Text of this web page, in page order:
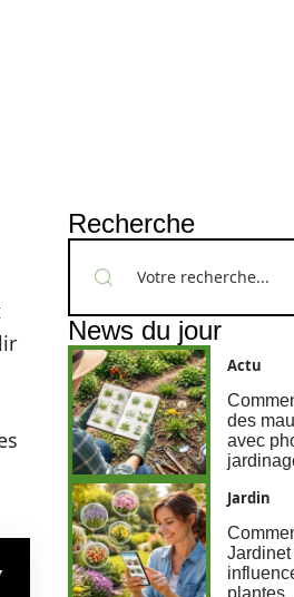
Recherche
News du jour
Actu
des
avec
Jardin